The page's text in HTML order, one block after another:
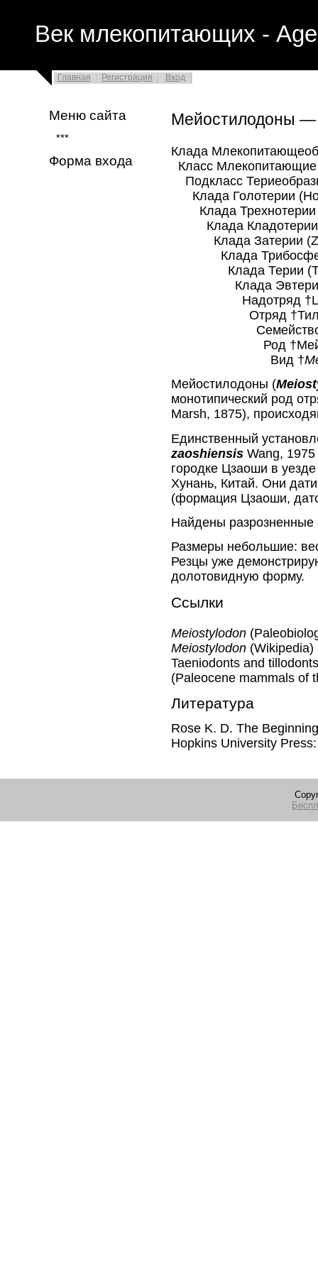
Век млекопитающих -
Главная Регистрация Вход
Меню сайта
***
Форма входа
Мейостилодоны
Клада
Класс
Подкласс
Клада Голотерии
Клада Трехнотерии
Клада Кладотерии
Клада Затерии
Клада
Клада Терии
Клада Эвтерии
Надотряд
Отряд
Семейство
Род
Вид †
Мейостилодоны (
монотипический род
Marsh, 1875),
Единственный
zaoshiensis Wang,
городке Цзаоши в
Хунань, Китай. Они
(формация Цзаоши,
Найдены разрозненные
Размеры небольшие:
Резцы уже
долотовидную форму.
Ссылки
Meiostylodon
Meiostylodon
Taeniodonts and
(Paleocene mammals of
Литература
Rose K. D. The
Hopkins University